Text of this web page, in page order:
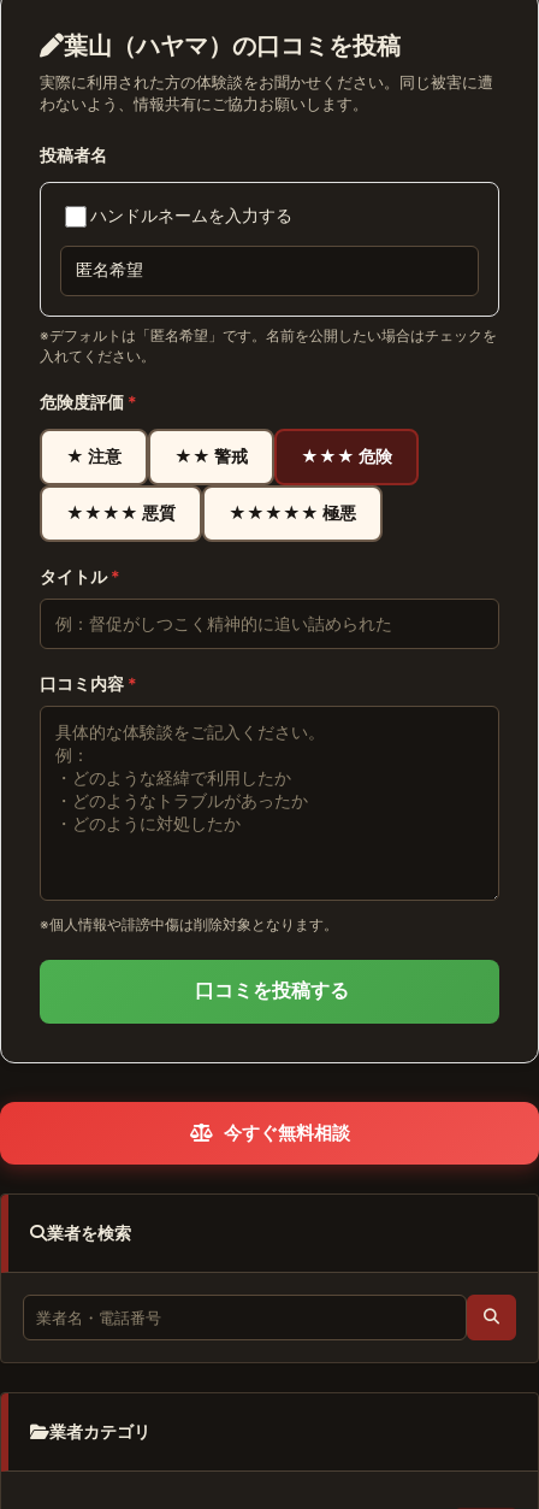
葉山（ハヤマ）の口コミを投稿
実際に利用された方の体験談をお聞かせください。同じ被害に遭
わないよう、情報共有にご協力お願いします。
投稿者名
ハンドルネームを入力する
※デフォルトは「匿名希望」です。名前を公開したい場合はチェックを
入れてください。
危険度評価 *
★ 注意 ★★ 警戒 ★★★ 危険
★★★★ 悪質 ★★★★★ 極悪
タイトル*
口コミ内容 *
※個人情報や誹謗中傷は削除対象となります。
口コミを投稿する
今すぐ無料相談
業者を検索
業者カテゴリ